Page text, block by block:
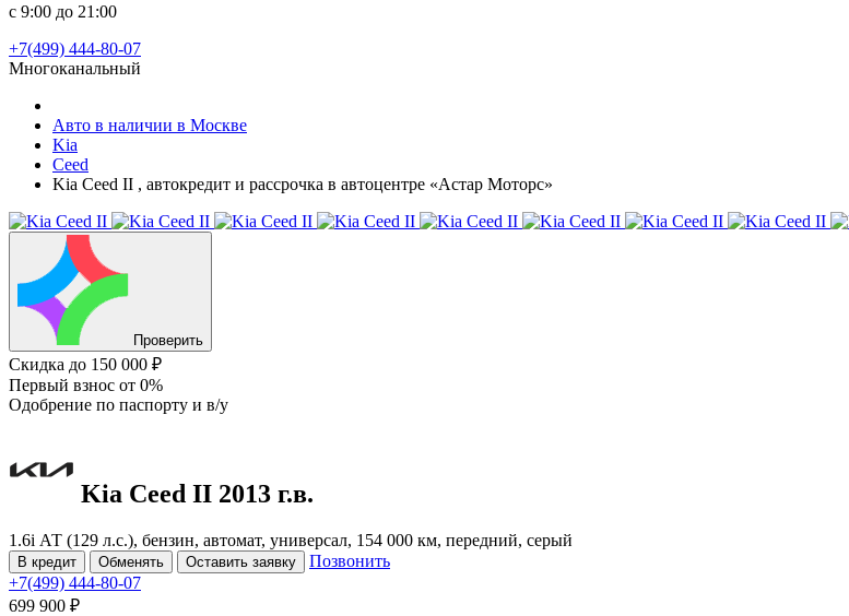
с 9:00 до 21:00
+7(499) 444-80-07
Многоканальный
Авто в наличии в Москве
Kia
Ceed
Kia Ceed II , автокредит и рассрочка в автоцентре «Астар Моторс»
Проверить
Скидка до 150 000 ₽
Первый взнос от 0%
Одобрение по паспорту и в/у
Kia Ceed II 2013 г.в.
1.6i АТ (129 л.с.), бензин, автомат, универсал, 154 000 км, передний, серый
В кредит Обменять Оставить заявку
Позвонить
+7(499) 444-80-07
699 900 ₽